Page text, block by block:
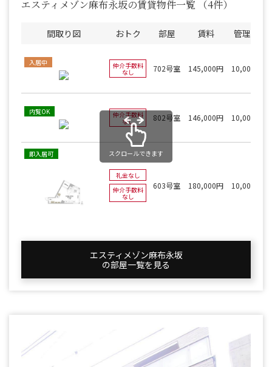
エスティメゾン麻布永坂の賃貸物件一覧 （4件）
間取り図 おトク 部屋 賃料 管理費
入居中 仲介手数料
なし 702号室 145,000円 10,000円
内覧OK 仲介手数料
なし 802号室 146,000円 10,000円
即入居可
礼金なし
仲介手数料
なし
603号室 180,000円 10,000円
スクロールできます
エスティメゾン麻布永坂
の部屋一覧を⾒る